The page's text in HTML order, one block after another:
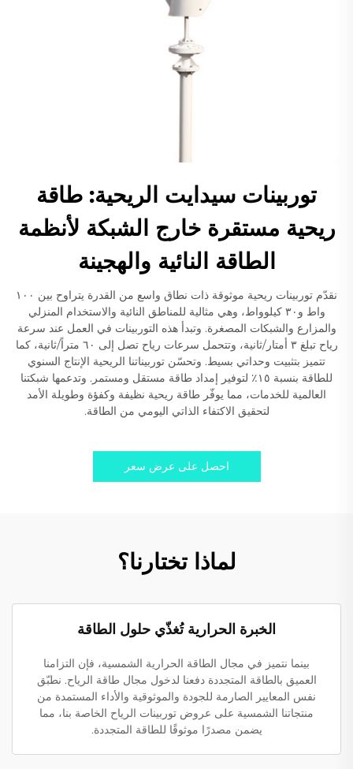
توربينات سيدايت الريحية: طاقة
ريحية مستقرة خارج الشبكة لأنظمة
الطاقة النائية والهجينة
نقدّم توربينات ريحية موثوقة ذات نطاق واسع من القدرة يتراوح بين ١٠٠
واط و٣٠ كيلوواط، وهي مثالية للمناطق النائية والاستخدام المنزلي
والمزارع والشبكات المصغرة. وتبدأ هذه التوربينات في العمل عند سرعة
رياح تبلغ ٣ أمتار/ثانية، وتتحمل سرعات رياح تصل إلى ٦٠ متراً/ثانية، كما
تتميز بتثبيت وحداتي بسيط. وتحسّن توربيناتنا الريحية الإنتاج السنوي
للطاقة بنسبة ١٥٪ لتوفير إمداد طاقة مستقل ومستمر. وتدعمها شبكتنا
العالمية للخدمات، مما يوفّر طاقة ريحية نظيفة وكفؤة وطويلة الأمد
لتحقيق الاكتفاء الذاتي اليومي من الطاقة.
احصل على عرض سعر
لماذا تختارنا؟
الخبرة الحرارية تُغذّي حلول الطاقة
بينما نتميز في مجال الطاقة الحرارية الشمسية، فإن التزامنا
العميق بالطاقة المتجددة دفعنا لدخول مجال طاقة الرياح. نطبّق
نفس المعايير الصارمة للجودة والموثوقية والأداء المستمدة من
منتجاتنا الشمسية على عروض توربينات الرياح الخاصة بنا، مما
يضمن مصدرًا موثوقًا للطاقة المتجددة.